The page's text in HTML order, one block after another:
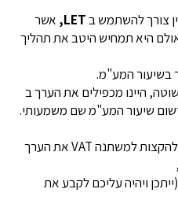
צורך להשתמש בLET, אשר
היא תמחיש היטב את תהליך
בשיעור המע"מ.
היינו מכפילים את הערך ב
רשום שיעור המע"מ שם משמעותי.
בדיוק באותו האופן, אנחנו יכולים להקצות למשתנה VAT את הערך
ויהיה עליכם לקבע את